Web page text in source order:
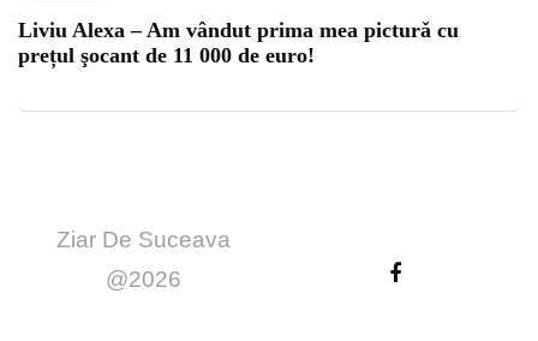
Liviu Alexa – Am vândut prima mea picturǎ cu
prețul şocant de 11 000 de euro!
Ziar De Suceava
@2026